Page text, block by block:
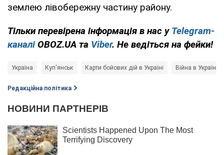
землею лівобережну частину району.
Тільки перевірена інформація в нас у Telegram-
каналі OBOZ.UA та Viber. Не ведіться на фейки!
Україна Куп'янськ Карти бойових дій в Україні Війна в Україні
Редакційна політика